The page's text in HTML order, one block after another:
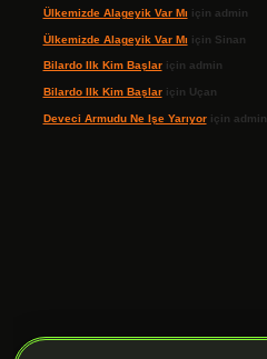
Ülkemizde Alageyik Var Mı için admin
Ülkemizde Alageyik Var Mı için Sinan
Bilardo Ilk Kim Başlariçin admin
Bilardo Ilk Kim Başlariçin Uçan
Deveci Armudu Ne Işe Yarıyoriçin admin